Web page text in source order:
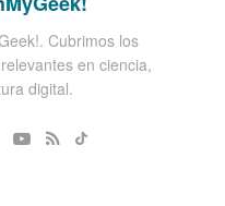
Cubrimos los
en ciencia,
digital.